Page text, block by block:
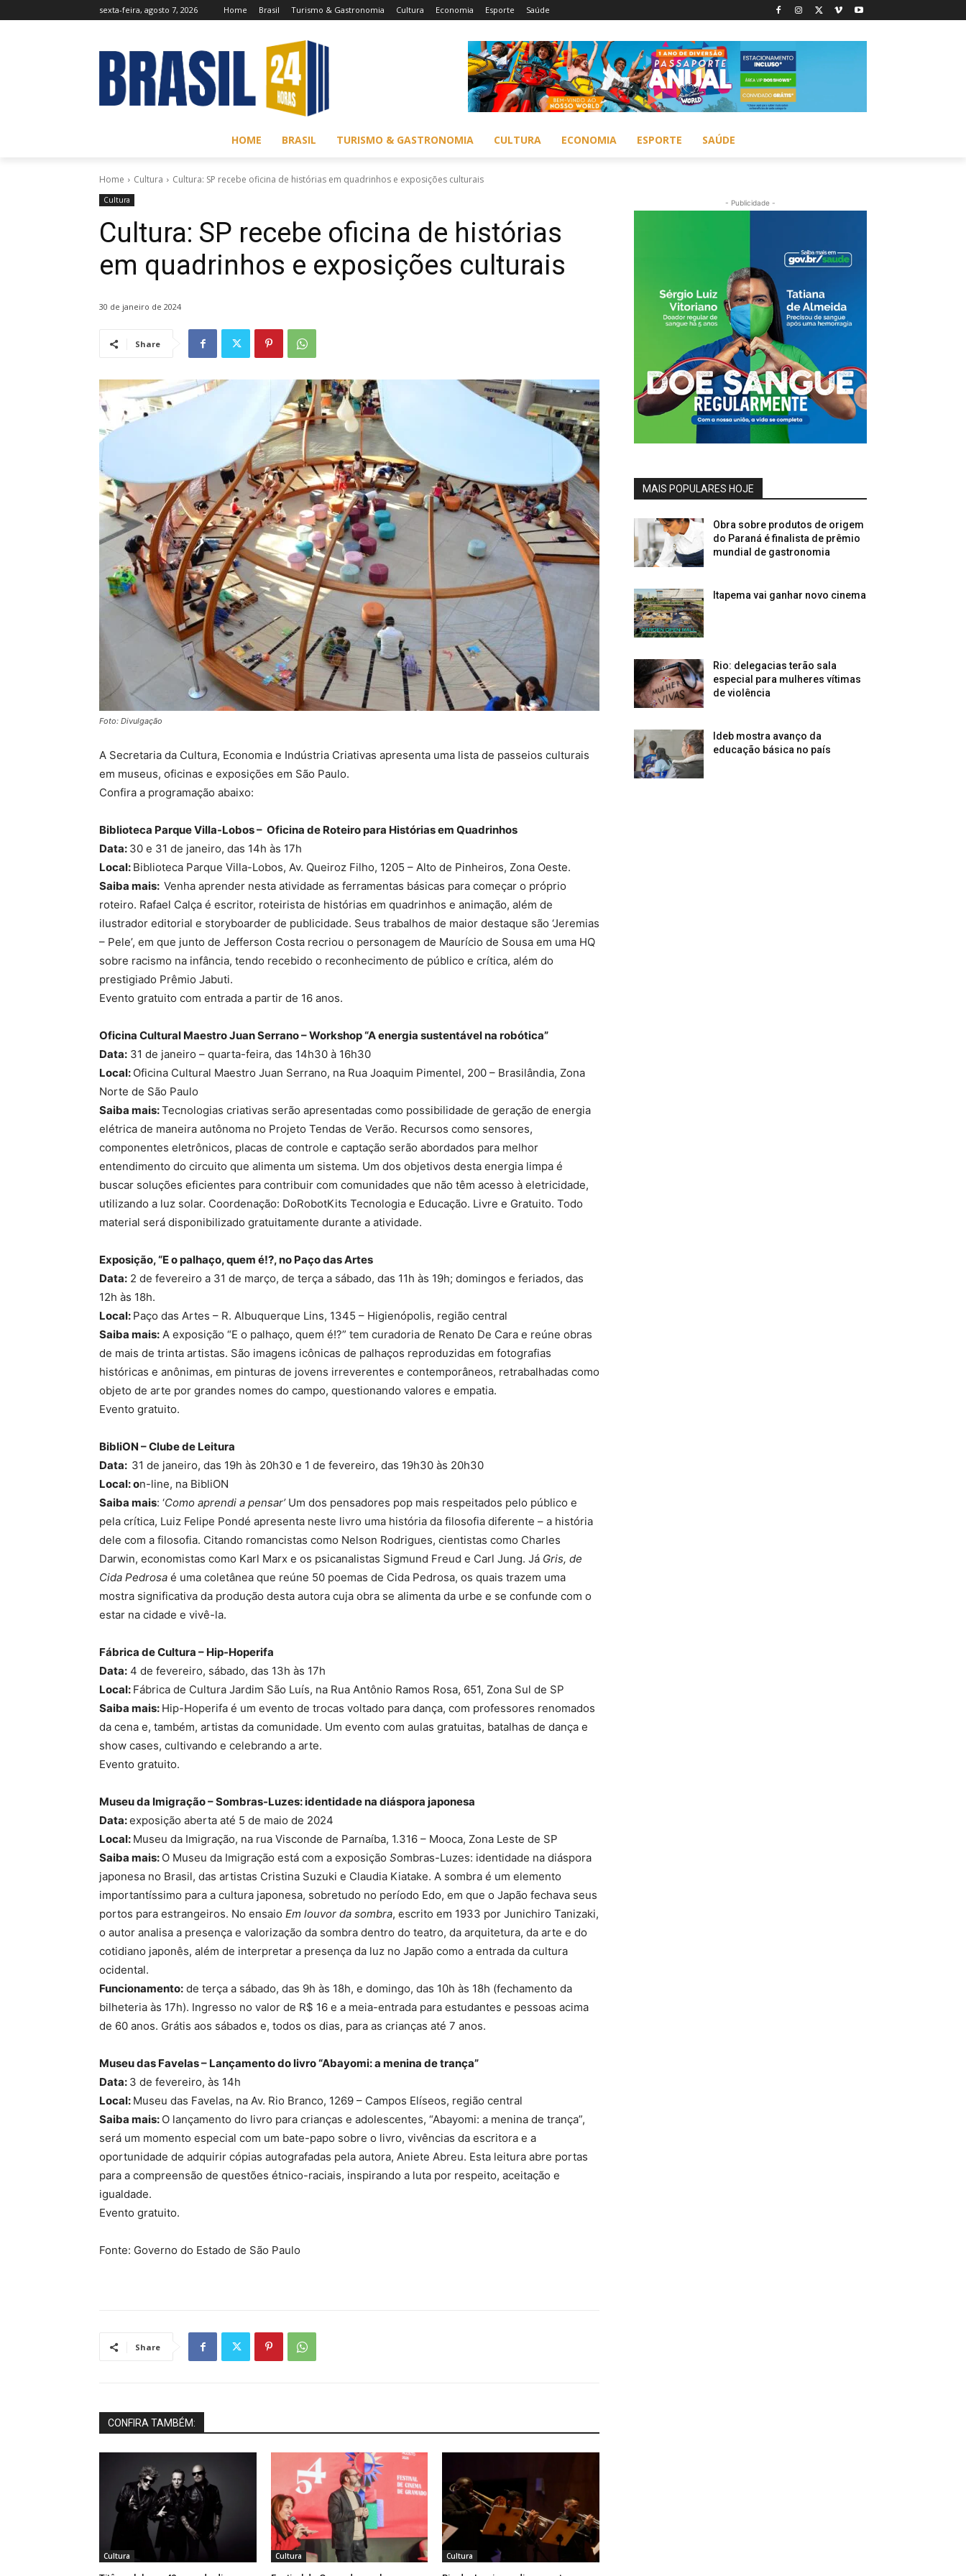
sexta-feira, agosto 7, 2026 Home Brasil Turismo & Gastronomia Cultura Economia Esporte Saúde
HOME BRASIL TURISMO & GASTRONOMIA CULTURA ECONOMIA ESPORTE SAÚDE
Home Cultura Cultura: SP recebe oficina de histórias em quadrinhos e exposições culturais
Cultura
Cultura: SP recebe oficina de histórias
em quadrinhos e exposições culturais
30 de janeiro de 2024
Share
Foto: Divulgação
A Secretaria da Cultura, Economia e Indústria Criativas apresenta uma lista de passeios culturais
em museus, oficinas e exposições em São Paulo.
Confira a programação abaixo:
Biblioteca Parque Villa-Lobos – Oficina de Roteiro para Histórias em Quadrinhos
Data: 30 e 31 de janeiro, das 14h às 17h
Local: Biblioteca Parque Villa-Lobos, Av. Queiroz Filho, 1205 – Alto de Pinheiros, Zona Oeste.
Saiba mais: Venha aprender nesta atividade as ferramentas básicas para começar o próprio
roteiro. Rafael Calça é escritor, roteirista de histórias em quadrinhos e animação, além de
ilustrador editorial e storyboarder de publicidade. Seus trabalhos de maior destaque são ‘Jeremias
– Pele’, em que junto de Jefferson Costa recriou o personagem de Maurício de Sousa em uma HQ
sobre racismo na infância, tendo recebido o reconhecimento de público e crítica, além do
prestigiado Prêmio Jabuti.
Evento gratuito com entrada a partir de 16 anos.
Oficina Cultural Maestro Juan Serrano –Workshop “A energia sustentável na robótica”
Data: 31 de janeiro – quarta-feira, das 14h30 à 16h30
Local: Oficina Cultural Maestro Juan Serrano, na Rua Joaquim Pimentel, 200 – Brasilândia, Zona
Norte de São Paulo
Saiba mais:Tecnologias criativas serão apresentadas como possibilidade de geração de energia
elétrica de maneira autônoma no Projeto Tendas de Verão. Recursos como sensores,
componentes eletrônicos, placas de controle e captação serão abordados para melhor
entendimento do circuito que alimenta um sistema. Um dos objetivos desta energia limpa é
buscar soluções eficientes para contribuir com comunidades que não têm acesso à eletricidade,
utilizando a luz solar. Coordenação: DoRobotKits Tecnologia e Educação. Livre e Gratuito. Todo
material será disponibilizado gratuitamente durante a atividade.
Exposição, “E o palhaço, quem é!?, no Paço das Artes
Data: 2 de fevereiro a 31 de março, de terça a sábado, das 11h às 19h; domingos e feriados, das
12h às 18h.
Local: Paço das Artes – R. Albuquerque Lins, 1345 – Higienópolis, região central
Saiba mais: A exposição “E o palhaço, quem é!?” tem curadoria de Renato De Cara e reúne obras
de mais de trinta artistas. São imagens icônicas de palhaços reproduzidas em fotografias
históricas e anônimas, em pinturas de jovens irreverentes e contemporâneos, retrabalhadas como
objeto de arte por grandes nomes do campo, questionando valores e empatia.
Evento gratuito.
BibliON – Clube de Leitura
Data: 31 de janeiro, das 19h às 20h30 e 1 de fevereiro, das 19h30 às 20h30
Local: on-line, na BibliON
Saiba mais: ‘Como aprendi a pensar’ Um dos pensadores pop mais respeitados pelo público e
pela crítica, Luiz Felipe Pondé apresenta neste livro uma história da filosofia diferente – a história
dele com a filosofia. Citando romancistas como Nelson Rodrigues, cientistas como Charles
Darwin, economistas como Karl Marx e os psicanalistas Sigmund Freud e Carl Jung. Já Gris, de
Cida Pedrosa é uma coletânea que reúne 50 poemas de Cida Pedrosa, os quais trazem uma
mostra significativa da produção desta autora cuja obra se alimenta da urbe e se confunde com o
estar na cidade e vivê-la.
Fábrica de Cultura – Hip-Hoperifa
Data: 4 de fevereiro, sábado, das 13h às 17h
Local: Fábrica de Cultura Jardim São Luís, na Rua Antônio Ramos Rosa, 651, Zona Sul de SP
Saiba mais: Hip-Hoperifa é um evento de trocas voltado para dança, com professores renomados
da cena e, também, artistas da comunidade. Um evento com aulas gratuitas, batalhas de dança e
show cases, cultivando e celebrando a arte.
Evento gratuito.
Museu da Imigração – Sombras-Luzes: identidade na diáspora japonesa
Data:exposição aberta até 5 de maio de 2024
Local: Museu da Imigração, na rua Visconde de Parnaíba, 1.316 – Mooca, Zona Leste de SP
Saiba mais: O Museu da Imigração está com a exposição Sombras-Luzes: identidade na diáspora
japonesa no Brasil, das artistas Cristina Suzuki e Claudia Kiatake. A sombra é um elemento
importantíssimo para a cultura japonesa, sobretudo no período Edo, em que o Japão fechava seus
portos para estrangeiros. No ensaio Em louvor da sombra, escrito em 1933 por Junichiro Tanizaki,
o autor analisa a presença e valorização da sombra dentro do teatro, da arquitetura, da arte e do
cotidiano japonês, além de interpretar a presença da luz no Japão como a entrada da cultura
ocidental.
Funcionamento: de terça a sábado, das 9h às 18h, e domingo, das 10h às 18h (fechamento da
bilheteria às 17h). Ingresso no valor de R$ 16 e a meia-entrada para estudantes e pessoas acima
de 60 anos. Grátis aos sábados e, todos os dias, para as crianças até 7 anos.
Museu das Favelas – Lançamento do livro “Abayomi: a menina de trança”
Data: 3 de fevereiro, às 14h
Local: Museu das Favelas, na Av. Rio Branco, 1269 – Campos Elíseos, região central
Saiba mais: O lançamento do livro para crianças e adolescentes, “Abayomi: a menina de trança”,
será um momento especial com um bate-papo sobre o livro, vivências da escritora e a
oportunidade de adquirir cópias autografadas pela autora, Aniete Abreu. Esta leitura abre portas
para a compreensão de questões étnico-raciais, inspirando a luta por respeito, aceitação e
igualdade.
Evento gratuito.
Fonte: Governo do Estado de São Paulo
Share
CONFIRA TAMBÉM:
Cultura Cultura Cultura
- Publicidade -
MAIS POPULARES HOJE
Obra sobre produtos de origem
do Paraná é finalista de prêmio
mundial de gastronomia
Itapema vai ganhar novo cinema
Rio: delegacias terão sala
especial para mulheres vítimas
de violência
Ideb mostra avanço da
educação básica no país